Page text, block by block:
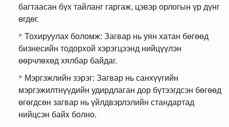
багтаасан бүх тайланг гаргаж, цэвэр орлогын үр дүнг
өгдөг.
Тохируулах боломж: Загвар нь уян хатан бөгөөд
бизнесийн тодорхой хэрэгцээнд нийцүүлэн
өөрчлөхөд хялбар байдаг.
Мэргэжлийн зэрэг: Загвар нь санхүүгийн
мэргэжилтнүүдийн удирдлаган дор бүтээгдсэн бөгөөд
өгөгдсөн загвар нь үйлдвэрлэлийн стандартад
нийцсэн байх болно.